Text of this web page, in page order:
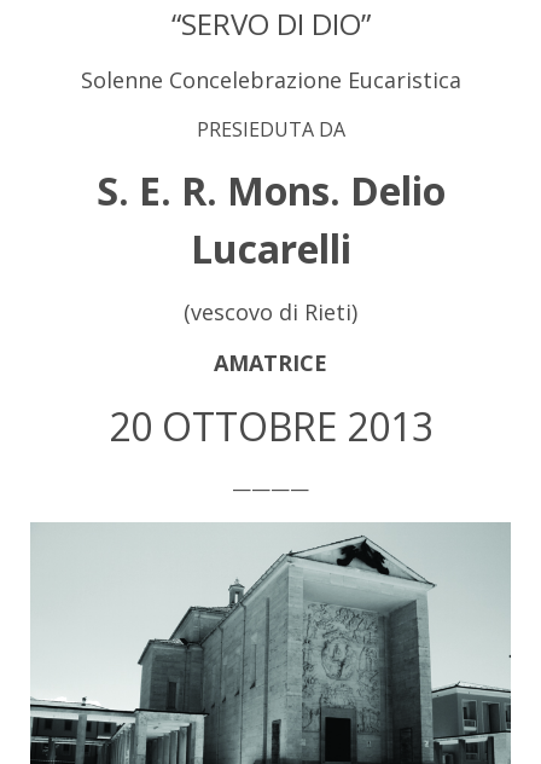
“SERVO DI DIO”
Solenne Concelebrazione Eucaristica
PRESIEDUTA DA
S. E. R. Mons. Delio
Lucarelli
(vescovo di Rieti)
AMATRICE
20 OTTOBRE 2013
————